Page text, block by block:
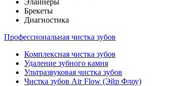
Брекеты
Диагностика
Профессиональная чистка зубов
Комплексная чистка зубов
Удаление зубного камня
Ультразвуковая чистка зубов
Чистка зубов Air Flow (Эйр Флоу)